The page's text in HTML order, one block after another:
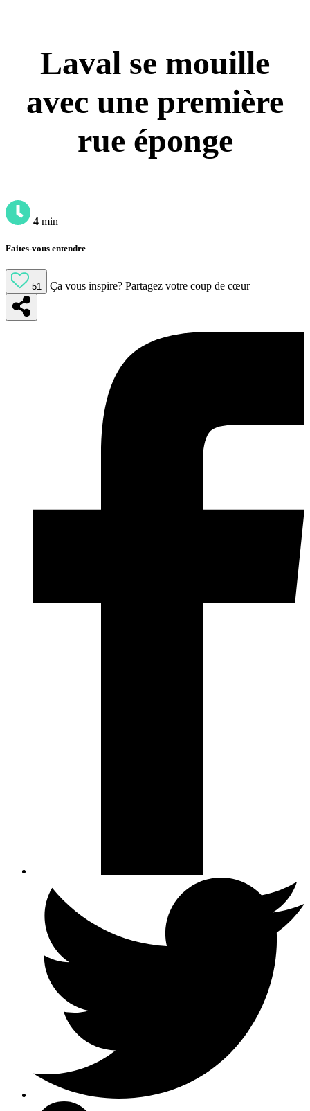
Laval se mouille
avec une première
rue éponge
4 min
Faites-vous entendre
51 Ça vous inspire? Partagez votre coup de cœur